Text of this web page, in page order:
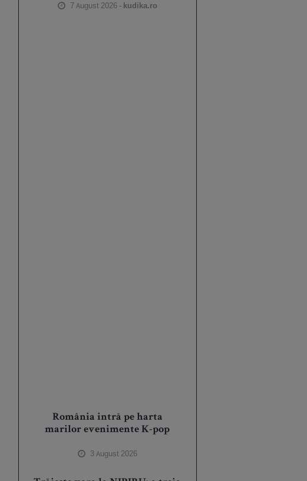
7 August 2026 - kudika.ro
România intră pe harta
marilor evenimente K-pop
3 August 2026